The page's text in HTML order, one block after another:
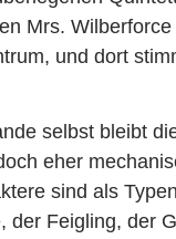
Mrs.
und dort
selbst bleibt
eher
sind als
der Feigling, der